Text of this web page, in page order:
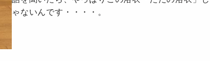
ゃないんです・・・・。